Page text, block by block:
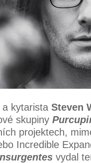
a kytarista Steven
skupiny
projektech,
Incredible
vydal